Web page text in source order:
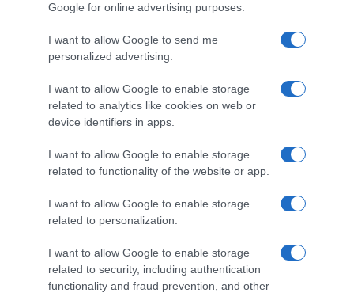
Google for online advertising purposes.
I want to allow Google to send me
personalized advertising.
I want to allow Google to enable storage
related to analytics like cookies on web or
device identifiers in apps.
I want to allow Google to enable storage
related to functionality of the website or app.
I want to allow Google to enable storage
related to personalization.
I want to allow Google to enable storage
related to security, including authentication
functionality and fraud prevention, and other
Τροχαίο δυστύχημα στις Αφίδνες – Έχασε τη
ζωή του 67χρονος